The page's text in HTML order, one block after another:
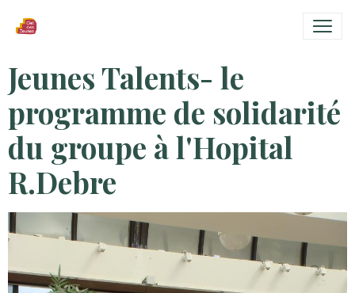
Jeunes Talents- le
programme de solidarité
du groupe à l'Hopital
R.Debre